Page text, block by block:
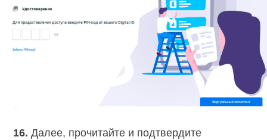
16. Далее, прочитайте и подтвердите